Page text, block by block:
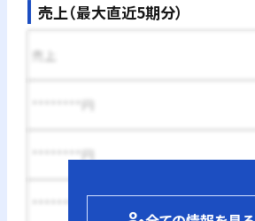
売上（最大直近5期分）
売上
********円
********円